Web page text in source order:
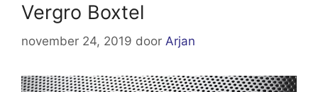
Vergro Boxtel
november 24, 2019 door Arjan